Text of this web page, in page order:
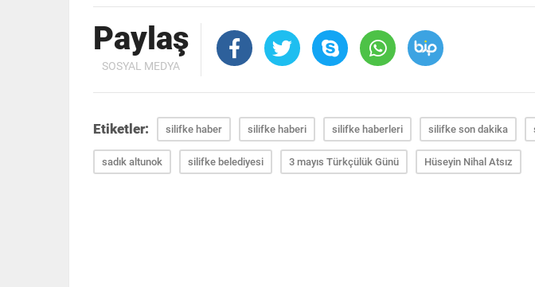
Paylaş
SOSYAL MEDYA
Etiketler: silifke haber silifke haberi silifke haberleri silifke son dakika
sadık altunok silifke belediyesi 3 mayıs Türkçülük Günü Hüseyin Nihal Atsız